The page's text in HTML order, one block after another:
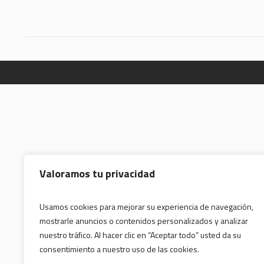
Valoramos tu privacidad
Usamos cookies para mejorar su experiencia de navegación,
mostrarle anuncios o contenidos personalizados y analizar
nuestro tráfico. Al hacer clic en “Aceptar todo” usted da su
consentimiento a nuestro uso de las cookies.